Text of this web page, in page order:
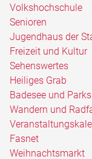
Volkshochschule
Senioren
Jugendhaus der
Freizeit und Kultur
Sehenswertes
Heiliges Grab
Badesee und Parks
Wandern und
Fasnet
Weihnachtsmarkt